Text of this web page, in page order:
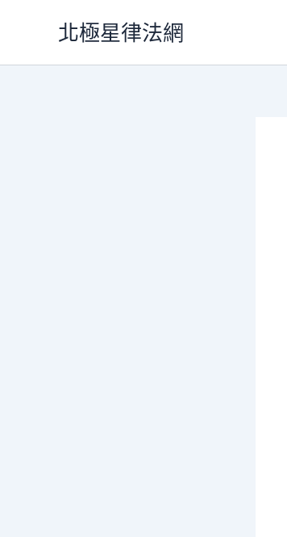
北極星律法網